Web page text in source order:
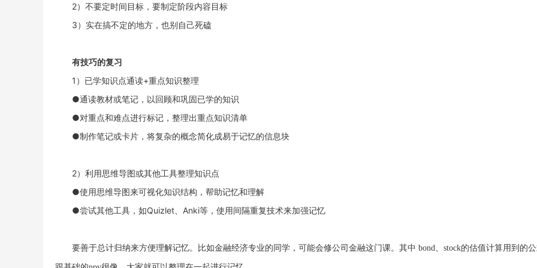
2）不要定时间目标，要制定阶段内容目标
3）实在搞不定的地方，也别自己死磕
有技巧的复习
1）已学知识点通读+重点知识整理
●通读教材或笔记，以回顾和巩固已学的知识
●对重点和难点进行标记，整理出重点知识清单
●制作笔记或卡片，将复杂的概念简化成易于记忆的信息块
2）利用思维导图或其他工具整理知识点
●使用思维导图来可视化知识结构，帮助记忆和理解
●尝试其他工具，如Quizlet、Anki等，使用间隔重复技术来加强记忆
要善于总计归纳来方便理解记忆。比如金融经济专业的同学，可能会修公司金融这门课。其中 bond、stock的估值计算用到的